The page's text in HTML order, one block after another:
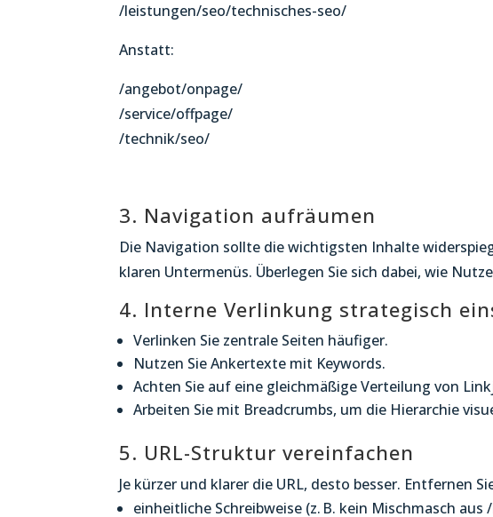
/leistungen/seo/technisches-seo/
Anstatt:
/angebot/onpage/
/service/offpage/
/technik/seo/
3. Navigation aufräumen
Die Navigation sollte die wichtigsten Inhalte
klaren Untermenüs. Überlegen Sie sich dabei, wie
4. Interne Verlinkung strategisch
Verlinken Sie zentrale Seiten häufiger.
Nutzen Sie Ankertexte mit Keywords.
Achten Sie auf eine gleichmäßige Verteilung von
Arbeiten Sie mit Breadcrumbs, um die Hierarchie
5. URL-Struktur vereinfachen
Je kürzer und klarer die URL, desto besser. Entfernen
einheitliche Schreibweise (z. B. kein Mischmasch